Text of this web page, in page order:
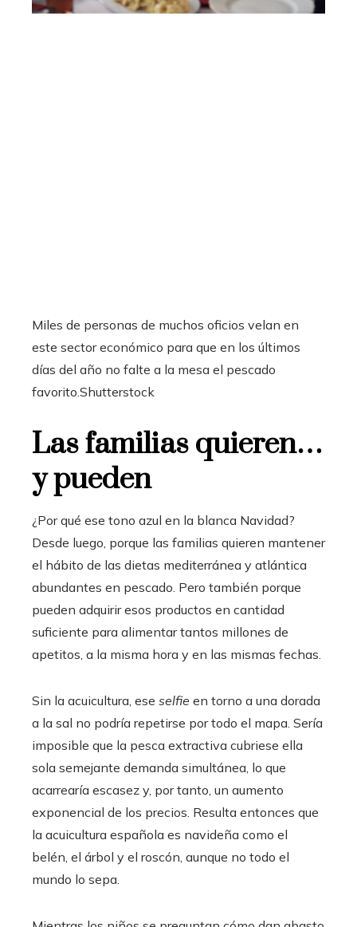
Miles de personas de muchos oficios velan en
este sector económico para que en los últimos
días del año no falte a la mesa el pescado
favorito. Shutterstock
Las familias quieren…
y pueden
¿Por qué ese tono azul en la blanca Navidad?
Desde luego, porque las familias quieren mantener
el hábito de las dietas mediterránea y atlántica
abundantes en pescado. Pero también porque
pueden adquirir esos productos en cantidad
suficiente para alimentar tantos millones de
apetitos, a la misma hora y en las mismas fechas.
Sin la acuicultura, ese selfie en torno a una dorada
a la sal no podría repetirse por todo el mapa. Sería
imposible que la pesca extractiva cubriese ella
sola semejante demanda simultánea, lo que
acarrearía escasez y, por tanto, un aumento
exponencial de los precios. Resulta entonces que
la acuicultura española es navideña como el
belén, el árbol y el roscón, aunque no todo el
mundo lo sepa.